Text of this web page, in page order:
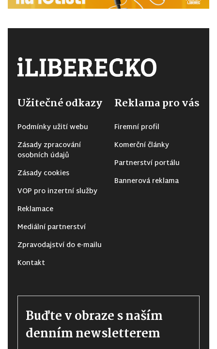
Užitečné odkazy
Podmínky užití webu
Zásady zpracování
osobních údajů
Zásady cookies
VOP pro inzertní služby
Reklamace
Mediální partnerství
Zpravodajství do e-mailu
Kontakt
Reklama pro vás
Firemní profil
Komerční články
Partnerství portálu
Bannerová reklama
Buďte v obraze s naším
denním newsletterem